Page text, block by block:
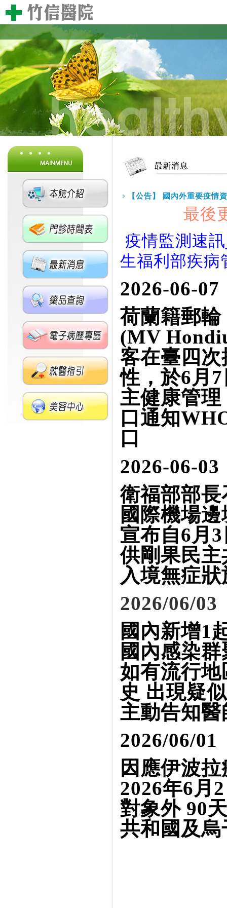
【公告】 國內外重要疫情
最後
疫情監測速
生福利部疾病
2026-06-07
荷蘭籍郵
(MV
客在臺四
性，於6月 7
主健康管
口通知
口
2026-06-03
衛福部部
國際機場
宣布自6月 3
供剛果民
入境無症
2026/06/03
國內新增1
國內感染
如有流行
史 出現疑
主動告知醫
2026/06/01
因應伊波
2026年6月
對象外 90
共和國及